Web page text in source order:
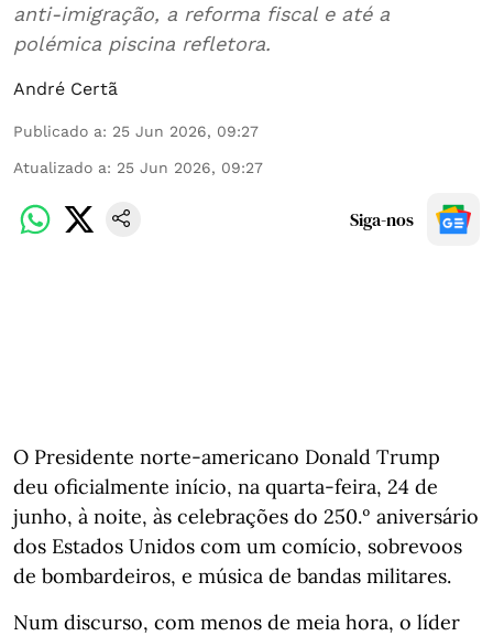
anti-imigração, a reforma fiscal e até a
polémica piscina refletora.
André Certã
Publicado a: 25 Jun 2026, 09:27
Atualizado a: 25 Jun 2026, 09:27
Siga-nos
O Presidente norte-americano Donald Trump
deu oficialmente início, na quarta-feira, 24 de
junho, à noite, às celebrações do 250.º aniversário
dos Estados Unidos com um comício, sobrevoos
de bombardeiros, e música de bandas militares.
Num discurso, com menos de meia hora, o líder